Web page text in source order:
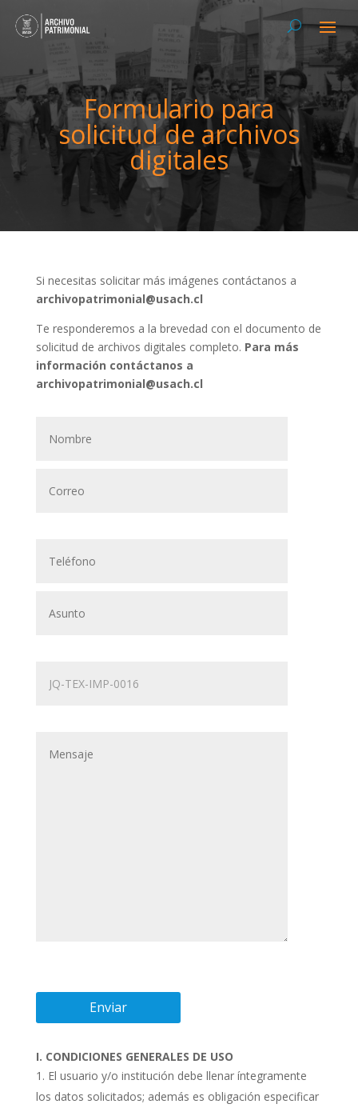
Formulario para
solicitud de archivos
digitales
Si necesitas solicitar más imágenes contáctanos a
archivopatrimonial@usach.cl
Te responderemos a la brevedad con el documento de
solicitud de archivos digitales completo. Para más
información contáctanos a
archivopatrimonial@usach.cl
I. CONDICIONES GENERALES DE USO
El usuario y/o institución debe llenar íntegramente
los datos solicitados; además es obligación especificar